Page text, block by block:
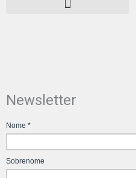
Newsletter